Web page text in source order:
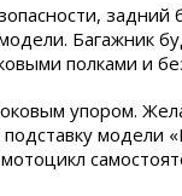
задний
Багажник
полками и
упором.
модели